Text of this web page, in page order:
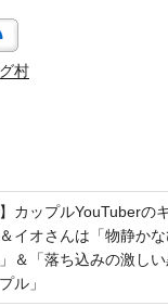
村
】カップルYouTuberの
イオさんは「物静か
＆「落ち込みの激し
ル」